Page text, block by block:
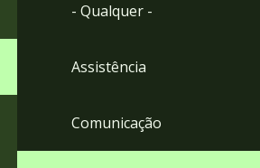
- Qualquer -
Assistência
Comunicação